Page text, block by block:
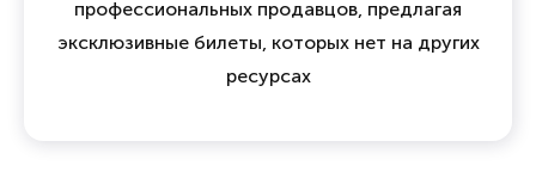
профессиональных продавцов, предлагая
эксклюзивные билеты, которых нет на других
ресурсах